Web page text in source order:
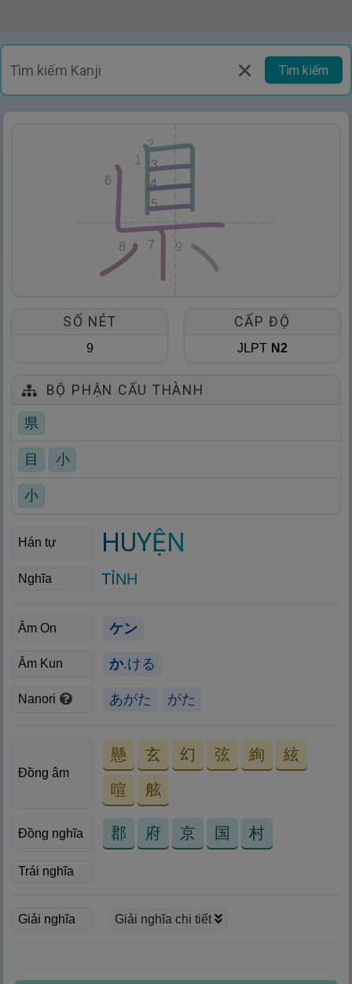
Tìm kiếm
1
2
3
4
5
6
7
8 9
SỐ NÉT
9
CẤP ĐỘ
JLPT N2
BỘ PHẬN CẤU THÀNH
県
目 小
小
Hán tự HUYỆN
Nghĩa TỈNH
Âm On ケン
Âm Kun か.ける
Nanori あがた がた
Đồng âm
懸
Nghĩa: Treo lên, cách biệt, tồn
tại
玄
Nghĩa: Màu đen huyền, huyền
bí
幻 弦 絢 絃
喧 舷
[蘇軾] : Khấu huyền nhi ca chi
Đồng nghĩa 郡 府 京 国 村
Trái nghĩa
Giải nghĩa Giải nghĩa chi tiết